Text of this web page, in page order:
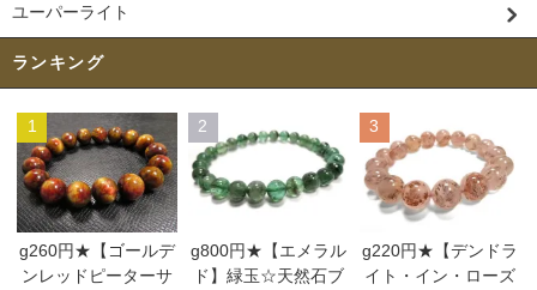
ユーパーライト
ランキング
1
g260円★【ゴールデ
ンレッドピーターサ
2
g800円★【エメラル
ド】緑玉☆天然石ブ
3
g220円★【デンドラ
イト・イン・ローズ